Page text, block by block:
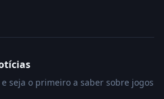
seja o primeiro a saber sobre jogos